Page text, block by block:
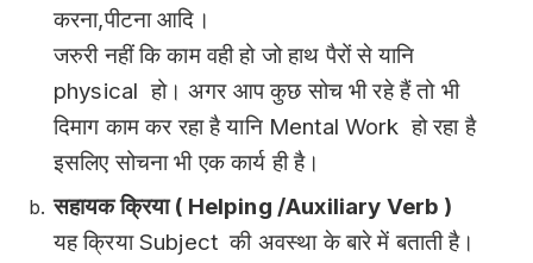
करना,पीटना आदि।
जरुरी नहीं कि काम वही हो जो हाथ पैरों से यानि
physical हो। अगर आप कुछ सोच भी रहे हैं तो भी
दिमाग काम कर रहा है यानि Mental Work हो रहा है
इसलिए सोचना भी एक कार्य ही है।
सहायक क्रिया ( Helping /Auxiliary Verb )
यह क्रिया Subject की अवस्था के बारे में बताती है।